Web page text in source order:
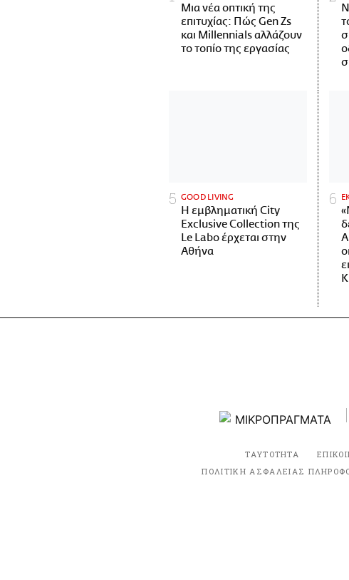
Μια νέα οπτική της
επιτυχίας: Πώς Gen Zs
και Millennials αλλάζουν
το τοπίο της εργασίας
GOOD LIVING
Η εμβληματική City
Exclusive Collection της
Le Labo έρχεται στην
Αθήνα
ΤΑΥΤΟΤΗΤΑ
ΠΟΛΙΤΙΚΗ ΑΣΦΑΛΕΙΑΣ